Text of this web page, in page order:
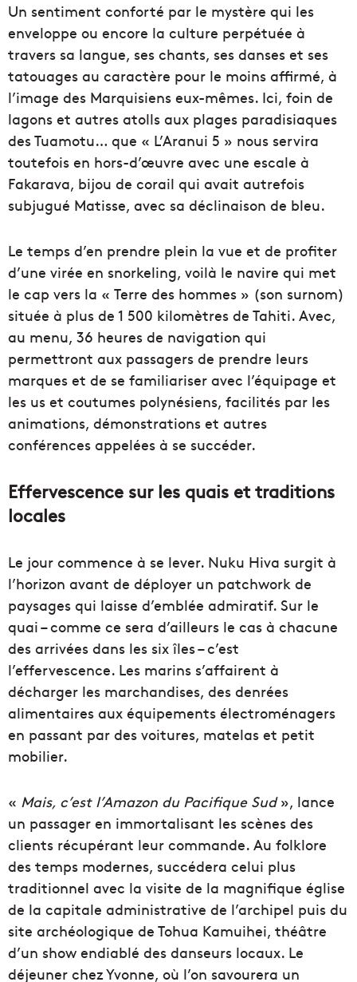
Un sentiment conforté par le mystère qui les
enveloppe ou encore la culture perpétuée à
travers sa langue, ses chants, ses danses et ses
tatouages au caractère pour le moins affirmé, à
l’image des Marquisiens eux-mêmes. Ici, foin de
lagons et autres atolls aux plages paradisiaques
des Tuamotu… que « L’Aranui 5 » nous servira
toutefois en hors-d’œuvre avec une escale à
Fakarava, bijou de corail qui avait autrefois
subjugué Matisse, avec sa déclinaison de bleu.
Le temps d’en prendre plein la vue et de profiter
d’une virée en snorkeling, voilà le navire qui met
le cap vers la « Terre des hommes » (son surnom)
située à plus de 1 500 kilomètres de Tahiti. Avec,
au menu, 36 heures de navigation qui
permettront aux passagers de prendre leurs
marques et de se familiariser avec l’équipage et
les us et coutumes polynésiens, facilités par les
animations, démonstrations et autres
conférences appelées à se succéder.
Effervescence sur les quais et traditions
locales
Le jour commence à se lever. Nuku Hiva surgit à
l’horizon avant de déployer un patchwork de
paysages qui laisse d’emblée admiratif. Sur le
quai – comme ce sera d’ailleurs le cas à chacune
des arrivées dans les six îles – c’est
l’effervescence. Les marins s’affairent à
décharger les marchandises, des denrées
alimentaires aux équipements électroménagers
en passant par des voitures, matelas et petit
mobilier.
« Mais, c’est l’Amazon du Pacifique Sud», lance
un passager en immortalisant les scènes des
clients récupérant leur commande. Au folklore
des temps modernes, succédera celui plus
traditionnel avec la visite de la magnifique église
de la capitale administrative de l’archipel puis du
site archéologique de Tohua Kamuihei, théâtre
d’un show endiablé des danseurs locaux. Le
déjeuner chez Yvonne, où l’on savourera un